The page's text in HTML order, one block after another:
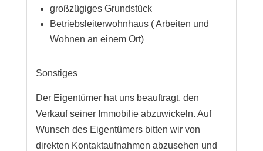
großzügiges Grundstück
Betriebsleiterwohnhaus ( Arbeiten und
Wohnen an einem Ort)
Sonstiges
Der Eigentümer hat uns beauftragt, den
Verkauf seiner Immobilie abzuwickeln. Auf
Wunsch des Eigentümers bitten wir von
direkten Kontaktaufnahmen abzusehen und